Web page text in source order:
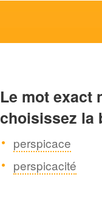
Le mot exact
choisissez la
perspicace
perspicacité